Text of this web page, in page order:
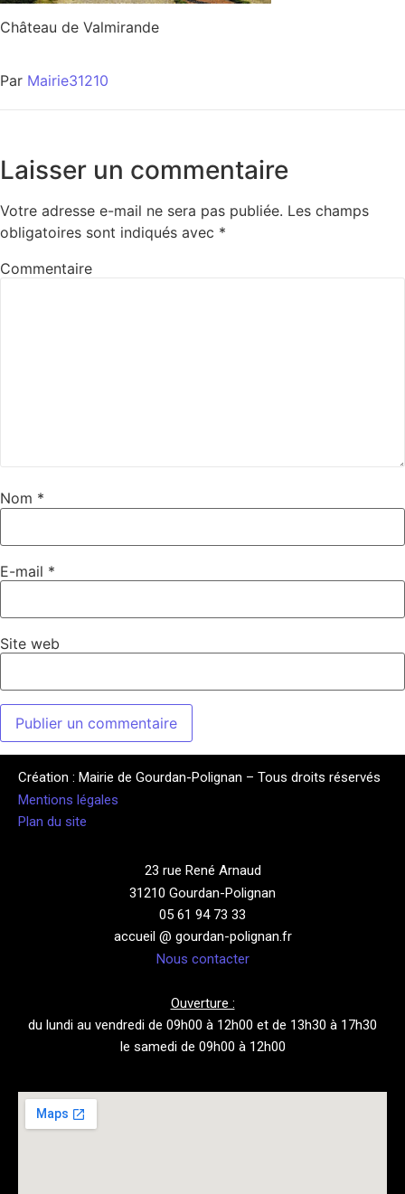
Château de Valmirande
Par Mairie31210
Laisser un commentaire
Votre adresse e-mail ne sera pas publiée. Les champs
obligatoires sont indiqués avec *
Commentaire
Nom *
E-mail *
Site web
Création : Mairie de Gourdan-Polignan – Tous droits réservés
Mentions légales
Plan du site
23 rue René Arnaud
31210 Gourdan-Polignan
05 61 94 73 33
accueil @ gourdan-polignan.fr
Nous contacter
Ouverture :
du lundi au vendredi de 09h00 à 12h00 et de 13h30 à 17h30
le samedi de 09h00 à 12h00